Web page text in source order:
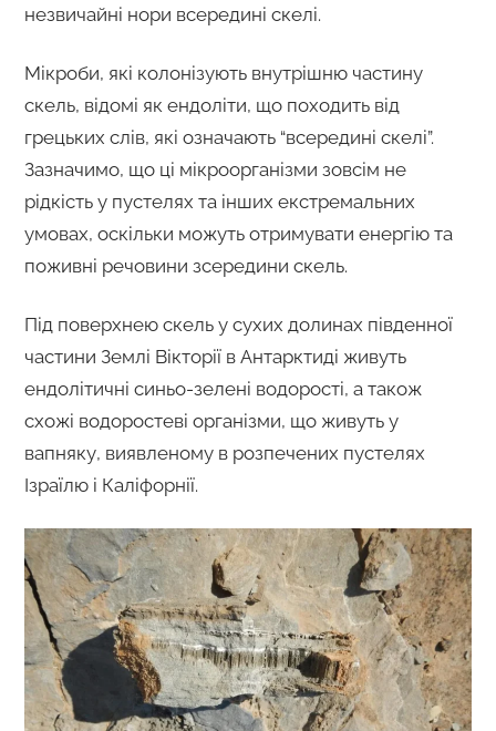
незвичайні нори всередині скелі.
Мікроби, які колонізують внутрішню частину
скель, відомі як ендоліти, що походить від
грецьких слів, які означають “всередині скелі”.
Зазначимо, що ці мікроорганізми зовсім не
рідкість у пустелях та інших екстремальних
умовах, оскільки можуть отримувати енергію та
поживні речовини зсередини скель.
Під поверхнею скель у сухих долинах південної
частини Землі Вікторії в Антарктиді живуть
ендолітичні синьо-зелені водорості, а також
схожі водоростеві організми, що живуть у
вапняку, виявленому в розпечених пустелях
Ізраїлю і Каліфорнії.